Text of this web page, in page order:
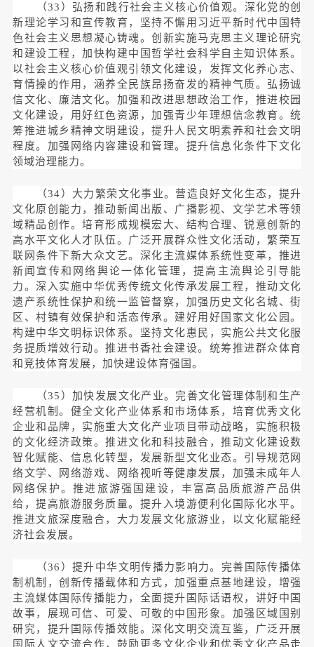
（33）弘扬和践行社会主义核心价值观。深化党的创
新理论学习和宣传教育，坚持不懈用习近平新时代中国特
色社会主义思想凝心铸魂。创新实施马克思主义理论研究
和建设工程，加快构建中国哲学社会科学自主知识体系。
以社会主义核心价值观引领文化建设，发挥文化养心志、
育情操的作用，涵养全民族昂扬奋发的精神气质。弘扬诚
信文化、廉洁文化。加强和改进思想政治工作，推进校园
文化建设，用好红色资源，加强青少年理想信念教育。统
筹推进城乡精神文明建设，提升人民文明素养和社会文明
程度。加强网络内容建设和管理。提升信息化条件下文化
领域治理能力。
（34）大力繁荣文化事业。营造良好文化生态，提升
文化原创能力，推动新闻出版、广播影视、文学艺术等领
域精品创作。培育形成规模宏大、结构合理、锐意创新的
高水平文化人才队伍。广泛开展群众性文化活动，繁荣互
联网条件下新大众文艺。深化主流媒体系统性变革，推进
新闻宣传和网络舆论一体化管理，提高主流舆论引导能
力。深入实施中华优秀传统文化传承发展工程，推动文化
遗产系统性保护和统一监管督察，加强历史文化名城、街
区、村镇有效保护和活态传承。建好用好国家文化公园。
构建中华文明标识体系。坚持文化惠民，实施公共文化服
务提质增效行动。推进书香社会建设。统筹推进群众体育
和竞技体育发展，加快建设体育强国。
（35）加快发展文化产业。完善文化管理体制和生产
经营机制。健全文化产业体系和市场体系，培育优秀文化
企业和品牌，实施重大文化产业项目带动战略，实施积极
的文化经济政策。推进文化和科技融合，推动文化建设数
智化赋能、信息化转型，发展新型文化业态。引导规范网
络文学、网络游戏、网络视听等健康发展，加强未成年人
网络保护。推进旅游强国建设，丰富高品质旅游产品供
给，提高旅游服务质量。提升入境游便利化国际化水平。
推进文旅深度融合，大力发展文化旅游业，以文化赋能经
济社会发展。
（36）提升中华文明传播力影响力。完善国际传播体
制机制，创新传播载体和方式，加强重点基地建设，增强
主流媒体国际传播能力，全面提升国际话语权，讲好中国
故事，展现可信、可爱、可敬的中国形象。加强区域国别
研究，提升国际传播效能。深化文明交流互鉴，广泛开展
国际人文交流合作，鼓励更多文化企业和优秀文化产品走